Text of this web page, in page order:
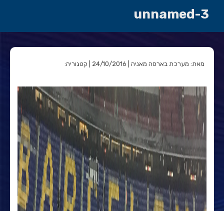
unnamed-3
מאת: מערכת בארסה מאניה | 24/10/2016 | קטגוריה: